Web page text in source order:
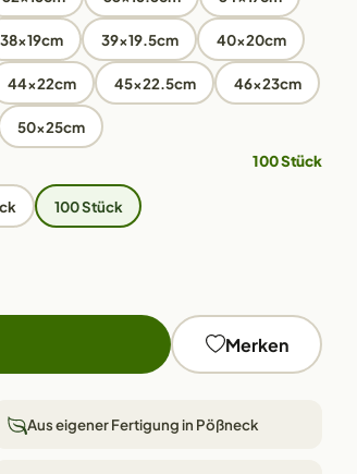
38x19cm 39x19.5cm 40x20cm
44x22cm 45x22.5cm 46x23cm
50x25cm
100 Stück
100 Stück
Merken
Aus eigener Fertigung in Pößneck